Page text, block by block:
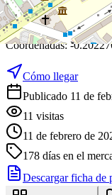
+−
Leaflet | ©
Coordenadas: -
Cómo llegar
Publicado 11 de
11 visitas
11 de febrero de
178 días en el
Descargar ficha de